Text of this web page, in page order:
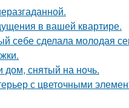
в вашей квартире.
себе сделала молодая
дом, снятый на ночь.
с цветочными